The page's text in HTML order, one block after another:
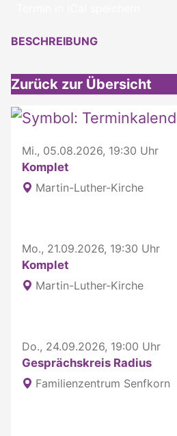
BESCHREIBUNG
Zurück zur Übersicht
Weitere interessante Inhalte
Mi., 05.08.2026, 19:30 Uhr
Komplet
Martin-Luther-Kirche
Mo., 21.09.2026, 19:30 Uhr
Komplet
Martin-Luther-Kirche
Do., 24.09.2026, 19:00 Uhr
Gesprächskreis Radius
Familienzentrum Senfkorn